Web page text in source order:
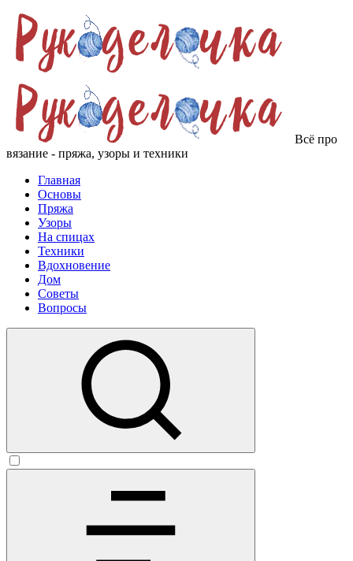
Всё про
вязание - пряжа, узоры и техники
Главная
Основы
Пряжа
Узоры
На спицах
Техники
Вдохновение
Дом
Советы
Вопросы